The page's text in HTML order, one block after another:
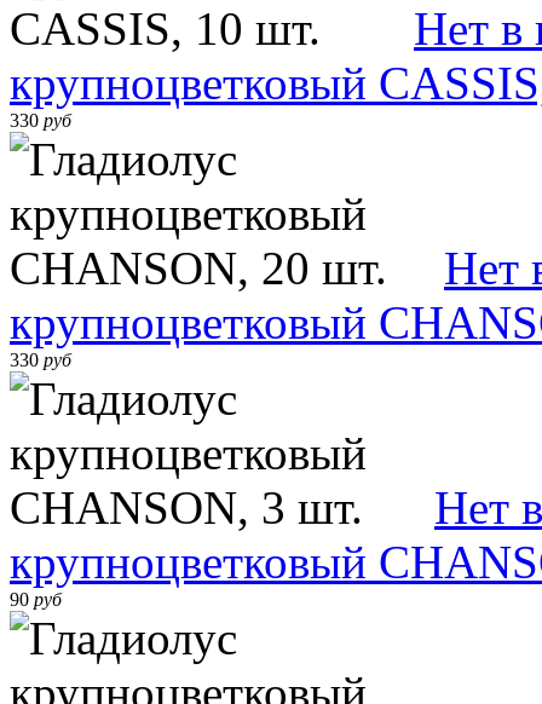
Нет в
крупноцветковый
330 руб
Нет
крупноцветковый
330 руб
Нет
крупноцветковый
90 руб